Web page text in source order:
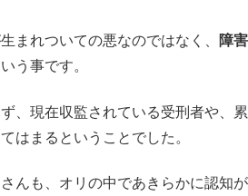
まれついての悪なのではなく、
障害
いう事です。
、現在収監されている受刑者や、累
はまるということでした。
んも、オリの中であきらかに認知が